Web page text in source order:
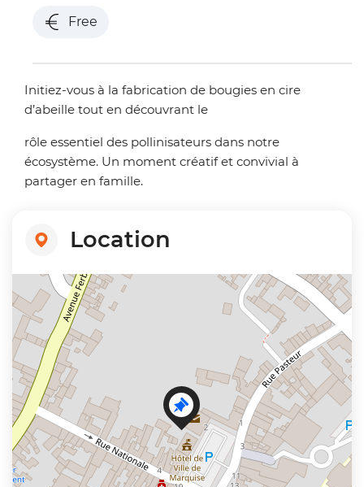
Free
Initiez-vous à la fabrication de bougies en cire
d’abeille tout en découvrant le
rôle essentiel des pollinisateurs dans notre
écosystème. Un moment créatif et convivial à
partager en famille.
Location
+
−